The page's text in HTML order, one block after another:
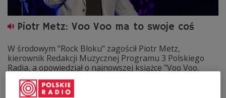
Piotr Metz: Voo Voo ma to swoje coś
W środowym "Rock Bloku" zagościł Piotr Metz,
kierownik Redakcji Muzycznej Programu 3 Polskiego
Radia, a opowiedział o najnowszej książce "Voo Voo.
Dzień dobry Wieczór". Jak pracował nad publikacją?
Zobacz więcej na temat: